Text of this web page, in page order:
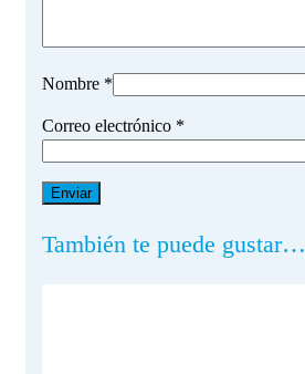
Nombre *
Correo electrónico *
También te puede gustar…